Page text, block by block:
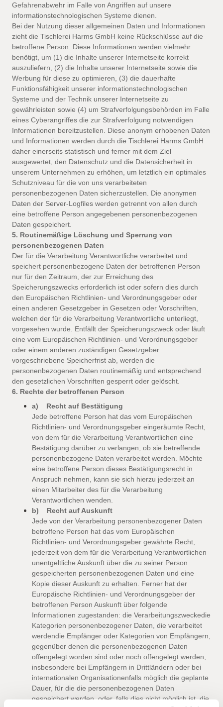
Gefahrenabwehr im Falle von Angriffen auf unsere
informationstechnologischen Systeme dienen.
Bei der Nutzung dieser allgemeinen Daten und Informationen
zieht die Tischlerei Harms GmbH keine Rückschlüsse auf die
betroffene Person. Diese Informationen werden vielmehr
benötigt, um (1) die Inhalte unserer Internetseite korrekt
auszuliefern, (2) die Inhalte unserer Internetseite sowie die
Werbung für diese zu optimieren, (3) die dauerhafte
Funktionsfähigkeit unserer informationstechnologischen
Systeme und der Technik unserer Internetseite zu
gewährleisten sowie (4) um Strafverfolgungsbehörden im Falle
eines Cyberangriffes die zur Strafverfolgung notwendigen
Informationen bereitzustellen. Diese anonym erhobenen Daten
und Informationen werden durch die Tischlerei Harms GmbH
daher einerseits statistisch und ferner mit dem Ziel
ausgewertet, den Datenschutz und die Datensicherheit in
unserem Unternehmen zu erhöhen, um letztlich ein optimales
Schutzniveau für die von uns verarbeiteten
personenbezogenen Daten sicherzustellen. Die anonymen
Daten der Server-Logfiles werden getrennt von allen durch
eine betroffene Person angegebenen personenbezogenen
Daten gespeichert.
5. Routinemäßige Löschung und Sperrung von
personenbezogenen Daten
Der für die Verarbeitung Verantwortliche verarbeitet und
speichert personenbezogene Daten der betroffenen Person
nur für den Zeitraum, der zur Erreichung des
Speicherungszwecks erforderlich ist oder sofern dies durch
den Europäischen Richtlinien- und Verordnungsgeber oder
einen anderen Gesetzgeber in Gesetzen oder Vorschriften,
welchen der für die Verarbeitung Verantwortliche unterliegt,
vorgesehen wurde. Entfällt der Speicherungszweck oder läuft
eine vom Europäischen Richtlinien- und Verordnungsgeber
oder einem anderen zuständigen Gesetzgeber
vorgeschriebene Speicherfrist ab, werden die
personenbezogenen Daten routinemäßig und entsprechend
den gesetzlichen Vorschriften gesperrt oder gelöscht.
6. Rechte der betroffenen Person
a) Recht auf Bestätigung
Jede betroffene Person hat das vom Europäischen
Richtlinien- und Verordnungsgeber eingeräumte Recht,
von dem für die Verarbeitung Verantwortlichen eine
Bestätigung darüber zu verlangen, ob sie betreffende
personenbezogene Daten verarbeitet werden. Möchte
eine betroffene Person dieses Bestätigungsrecht in
Anspruch nehmen, kann sie sich hierzu jederzeit an
einen Mitarbeiter des für die Verarbeitung
Verantwortlichen wenden.
b) Recht auf Auskunft
Jede von der Verarbeitung personenbezogener Daten
betroffene Person hat das vom Europäischen
Richtlinien- und Verordnungsgeber gewährte Recht,
jederzeit von dem für die Verarbeitung Verantwortlichen
unentgeltliche Auskunft über die zu seiner Person
gespeicherten personenbezogenen Daten und eine
Kopie dieser Auskunft zu erhalten. Ferner hat der
Europäische Richtlinien- und Verordnungsgeber der
betroffenen Person Auskunft über folgende
Informationen zugestanden: die Verarbeitungszweckedie
Kategorien personenbezogener Daten, die verarbeitet
werdendie Empfänger oder Kategorien von Empfängern,
gegenüber denen die personenbezogenen Daten
offengelegt worden sind oder noch offengelegt werden,
insbesondere bei Empfängern in Drittländern oder bei
internationalen Organisationenfalls möglich die geplante
Dauer, für die die personenbezogenen Daten
gespeichert werden, oder, falls dies nicht möglich ist, die